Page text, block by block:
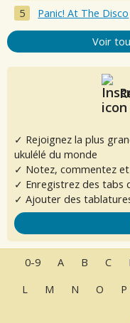
Panic! At The Disco
Voir
✓ Rejoignez la plus
ukulélé du monde
✓ Notez, commentez
✓ Enregistrez des tabs
✓ Ajouter des
0-9 A B C
L
M N O P